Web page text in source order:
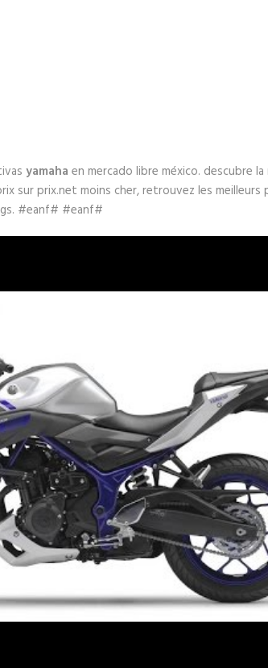
yamaha en mercado libre méxico. descubre
sur prix.net moins cher, retrouvez les meilleurs
#eanf# #eanf#